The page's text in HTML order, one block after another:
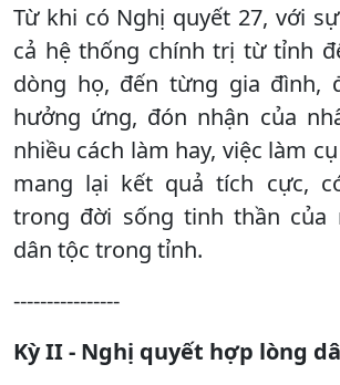
Từ khi có Nghị quyết 27, với
cả hệ thống chính trị từ tỉnh
dòng họ, đến từng gia đình,
hưởng ứng, đón nhận của
nhiều cách làm hay, việc làm
mang lại kết quả tích cực,
trong đời sống tinh thần của
dân tộc trong tỉnh.
----------------
Kỳ II - Nghị quyết hợp lòng